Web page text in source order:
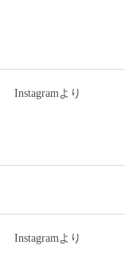
Instagramより
Instagramより